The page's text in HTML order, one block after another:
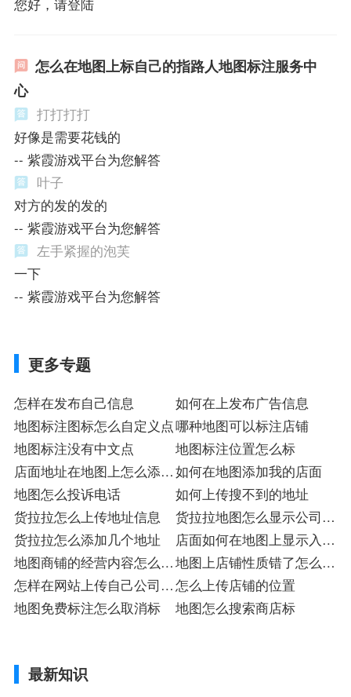
您好，请登陆
怎么在地图上标自己的指路人地图标注服务中
心
打打打打
好像是需要花钱的
-- 紫霞游戏平台为您解答
叶子
对方的发的发的
-- 紫霞游戏平台为您解答
左手紧握的泡芙
一下
-- 紫霞游戏平台为您解答
更多专题
怎样在发布自己信息
如何在上发布广告信息
地图标注图标怎么自定义点哪种地图可以标注店铺
地图标注没有中文点
地图标注位置怎么标
店面地址在地图上怎么添加
店
如何在地图添加我的店面
地图怎么投诉电话
如何上传搜不到的地址
货拉拉怎么上传地址信息
货拉拉地图怎么显示公司地
址
货拉拉怎么添加几个地址
店面如何在地图上显示入驻
店
地图商铺的经营内容怎么修
改
地图上店铺性质错了怎么改
店
怎样在网站上传自己公司信
息
怎么上传店铺的位置
地图免费标注怎么取消标
地图怎么搜索商店标
最新知识